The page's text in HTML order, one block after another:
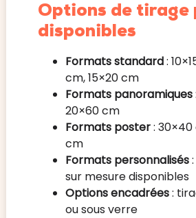
Options de tirage
disponibles
Formats standard:
cm, 15×20 cm
Formats panoramiques
20×60 cm
Formats poster: 30×40
cm
Formats personnalisés:
sur mesure disponibles
Options encadrées:
ou sous verre